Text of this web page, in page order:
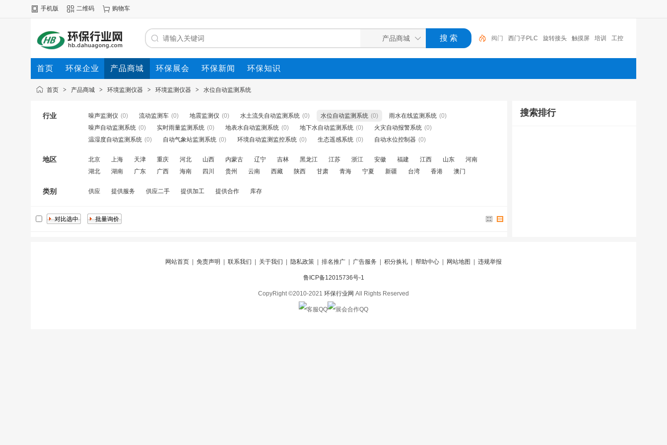
手机版 二维码 购物车
阀门 西门子PLC 旋转接头 触摸屏 培训 工控
工控机 变送器 球阀 plc 阀门
首页 环保企业 产品商城 环保展会 环保新闻 环保知识
首页 > 产品商城 > 环境监测仪器 > 环境监测仪器 > 水位自动监测系统
行业 噪声监测仪 (0) 流动监测车 (0) 地震监测仪 (0) 水土流失自动监测系统 (0) 水位自动监测系统 (0) 雨水在线监测系统 (0)
噪声自动监测系统 (0) 实时雨量监测系统 (0) 地表水自动监测系统 (0) 地下水自动监测系统 (0) 火灾自动报警系统 (0)
温湿度自动监测系统 (0) 自动气象站监测系统 (0) 环境自动监测监控系统 (0) 生态遥感系统 (0) 自动水位控制器 (0)
地区 北京 上海 天津 重庆 河北 山西 内蒙古 辽宁 吉林 黑龙江 江苏 浙江 安徽 福建 江西 山东
河南
湖北
湖南 广东 广西 海南 四川 贵州 云南 西藏 陕西 甘肃 青海 宁夏 新疆 台湾 香港 澳门
类别 供应 提供服务 供应二手 提供加工 提供合作 库存
搜索排行
网站首页 免责声明 联系我们 关于我们 隐私政策 排名推广 广告服务 积分换礼 帮助中心 网站地图 违规举报
鲁ICP备12015736号-1
CopyRight ©2010-2021 环保行业网 All Rights Reserved